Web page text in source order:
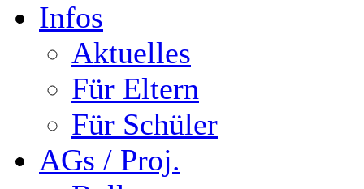
Infos
Aktuelles
Für Eltern
Für Schüler
AGs / Proj.